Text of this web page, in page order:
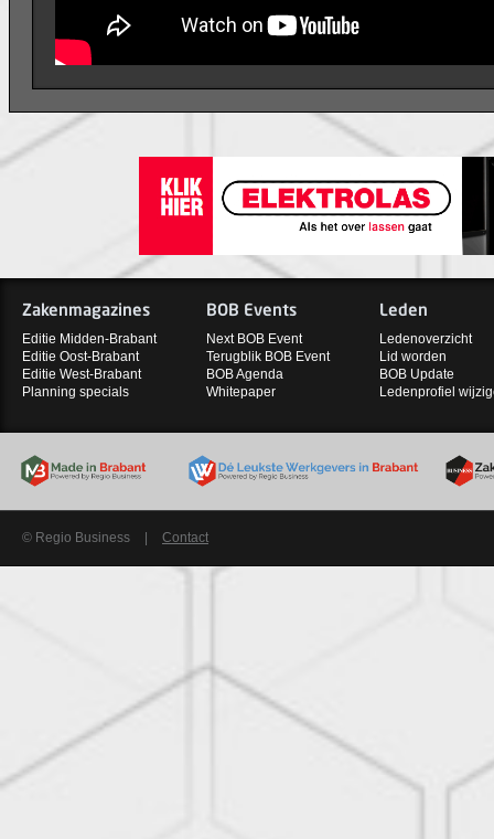
Zakenmagazines
Editie Midden-Brabant
Editie Oost-Brabant
Editie West-Brabant
Planning specials
BOB Events
Next BOB Event
Terugblik BOB Event
BOB Agenda
Whitepaper
Leden
Ledenoverzicht
Lid worden
BOB Update
Ledenprofiel
© Regio Business Contact